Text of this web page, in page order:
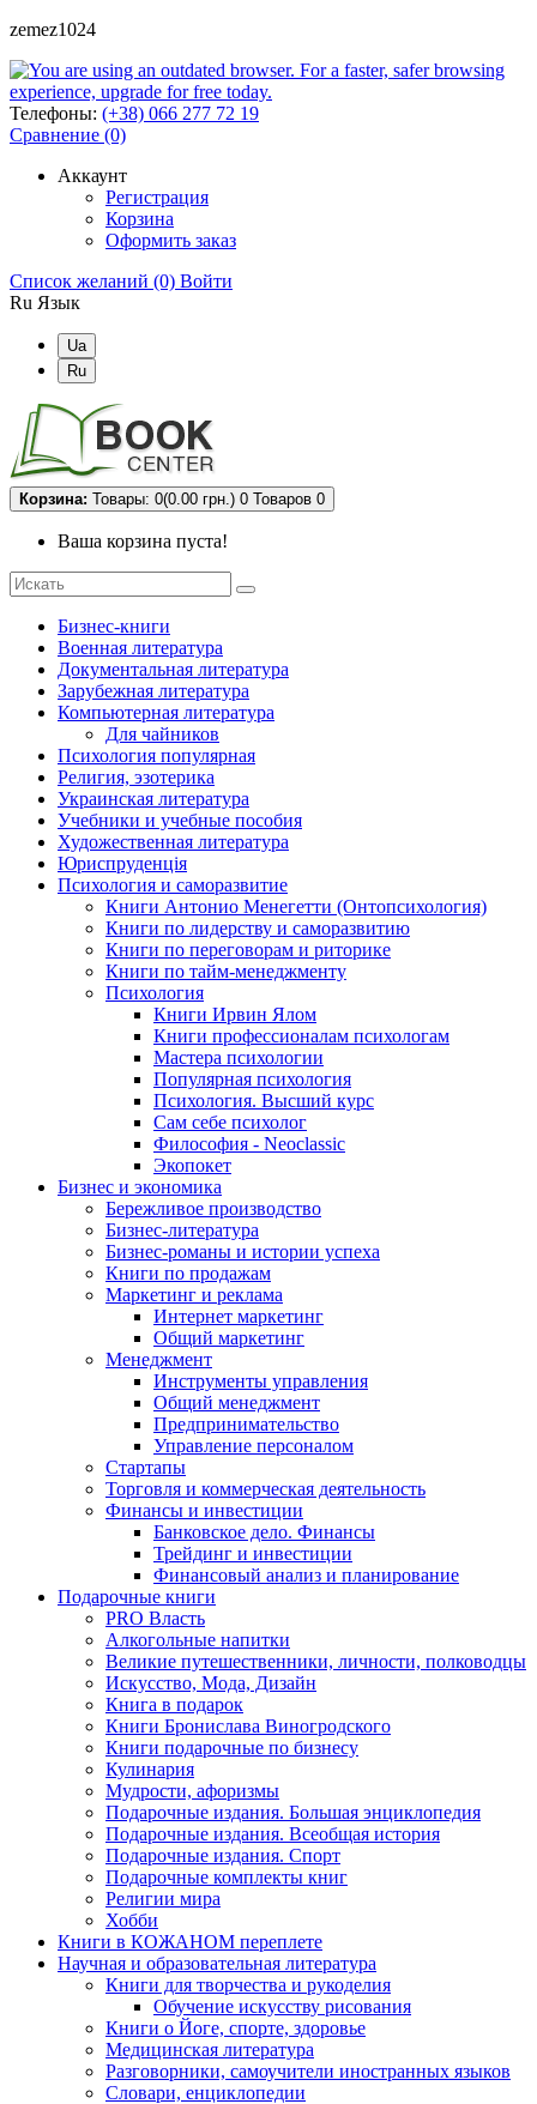
zemez1024
Телефоны: (+38) 066 277 72 19
Сравнение (0)
Аккаунт
Регистрация
Корзина
Оформить заказ
Список желаний (0) Войти
Ru Язык
Ua
Ru
Корзина: Товары: 0(0.00 грн.) 0 Товаров 0
Ваша корзина пуста!
Бизнес-книги
Военная литература
Документальная литература
Зарубежная литература
Компьютерная литература
Для чайников
Психология популярная
Религия, эзотерика
Украинская литература
Учебники и учебные пособия
Художественная литература
Юриспруденція
Психология и саморазвитие
Книги Антонио Менегетти (Онтопсихология)
Книги по лидерству и саморазвитию
Книги по переговорам и риторике
Книги по тайм-менеджменту
Психология
Книги Ирвин Ялом
Книги профессионалам психологам
Мастера психологии
Популярная психология
Психология. Высший курс
Сам себе психолог
Философия - Neoclassic
Экопокет
Бизнес и экономика
Бережливое производство
Бизнес-литература
Бизнес-романы и истории успеха
Книги по продажам
Маркетинг и реклама
Интернет маркетинг
Общий маркетинг
Менеджмент
Инструменты управления
Общий менеджмент
Предпринимательство
Управление персоналом
Стартапы
Торговля и коммерческая деятельность
Финансы и инвестиции
Банковское дело. Финансы
Трейдинг и инвестиции
Финансовый анализ и планирование
Подарочные книги
PRO Власть
Алкогольные напитки
Великие путешественники, личности, полководцы
Искусство, Мода, Дизайн
Книга в подарок
Книги Бронислава Виногродского
Книги подарочные по бизнесу
Кулинария
Мудрости, афоризмы
Подарочные издания. Большая энциклопедия
Подарочные издания. Всеобщая история
Подарочные издания. Спорт
Подарочные комплекты книг
Религии мира
Хобби
Книги в КОЖАНОМ переплете
Научная и образовательная литература
Книги для творчества и рукоделия
Обучение искусству рисования
Книги о Йоге, спорте, здоровье
Медицинская литература
Разговорники, самоучители иностранных языков
Словари, енциклопедии